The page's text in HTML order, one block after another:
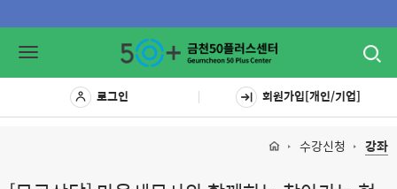
Toggle
로그인 회원가입[개인/기업]
수강신청 강좌